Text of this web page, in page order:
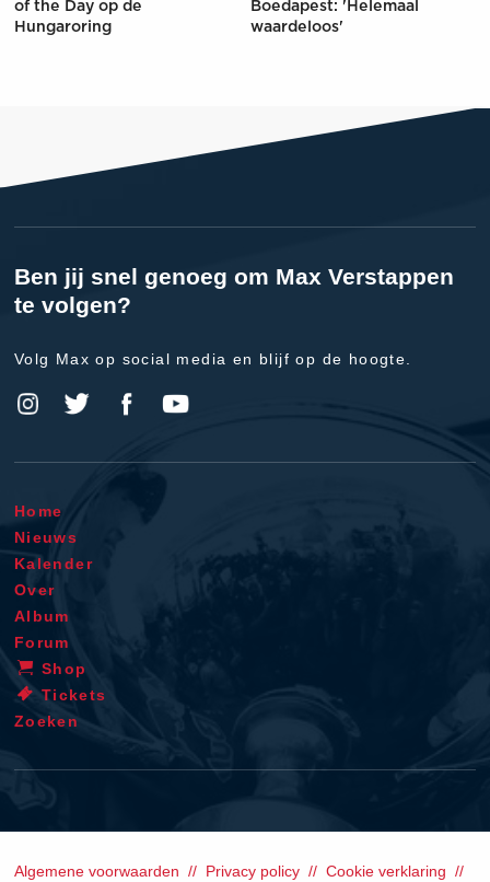
of the Day op de
Hungaroring
Boedapest: 'Helemaal
waardeloos'
Ben jij snel genoeg om Max Verstappen
te volgen?
Volg Max op social media en blijf op de hoogte.
Home
Nieuws
Kalender
Over
Album
Forum
Shop
Tickets
Zoeken
Algemene voorwaarden Privacy policy Cookie verklaring